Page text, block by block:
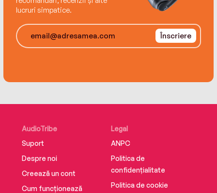
divided loyalties and hidden agendas make the
story of intrigue, betrayal and murder.
lucruri simpatice.
Înscriere
AudioTribe
Suport
Despre noi
Creează un cont
Cum funcționează
Legal
ANPC
Politica de
confidențialitate
Politica de cookie